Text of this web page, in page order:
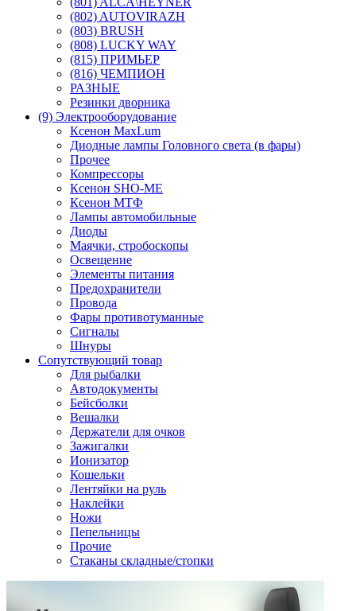
(802) AUTOVIRAZH
(803) BRUSH
(808) LUCKY WAY
(815) ПРИМЬЕР
(816) ЧЕМПИОН
РАЗНЫЕ
Резинки дворника
(9) Электрооборудование
Ксенон MaxLum
Диодные лампы Головного света (в фары)
Прочее
Компрессоры
Ксенон SHO-ME
Ксенон МТФ
Лампы автомобильные
Диоды
Маячки, стробоскопы
Освещение
Элементы питания
Предохранители
Провода
Фары противотуманные
Сигналы
Шнуры
Сопутствующий товар
Для рыбалки
Автодокументы
Бейсболки
Вешалки
Держатели для очков
Зажигалки
Ионизатор
Кошельки
Лентяйки на руль
Наклейки
Ножи
Пепельницы
Прочие
Стаканы складные/стопки